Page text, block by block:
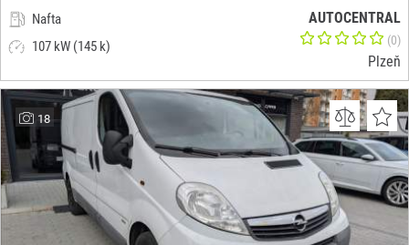
Nafta
107 kW (145 k)
AUTOCENTRAL
(0)
Plzeň
18